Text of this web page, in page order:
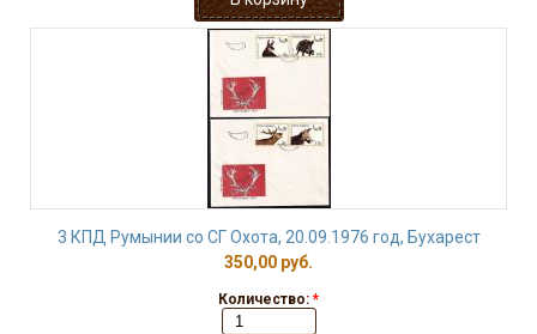
3 КПД Румынии со СГ Охота, 20.09.1976 год, Бухарест
350,00 руб.
Количество: *